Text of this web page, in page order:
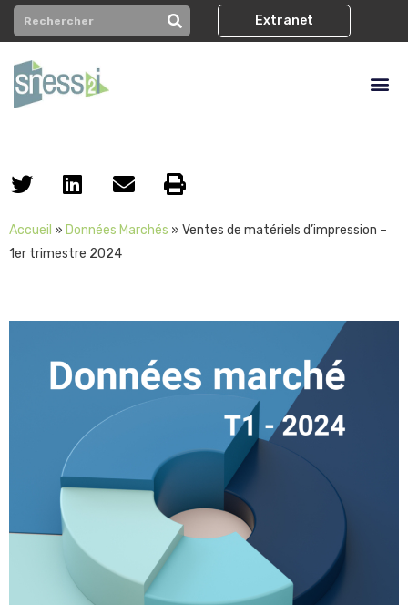
Extranet
Accueil » Données Marchés » Ventes de matériels d’impression –
1er trimestre 2024